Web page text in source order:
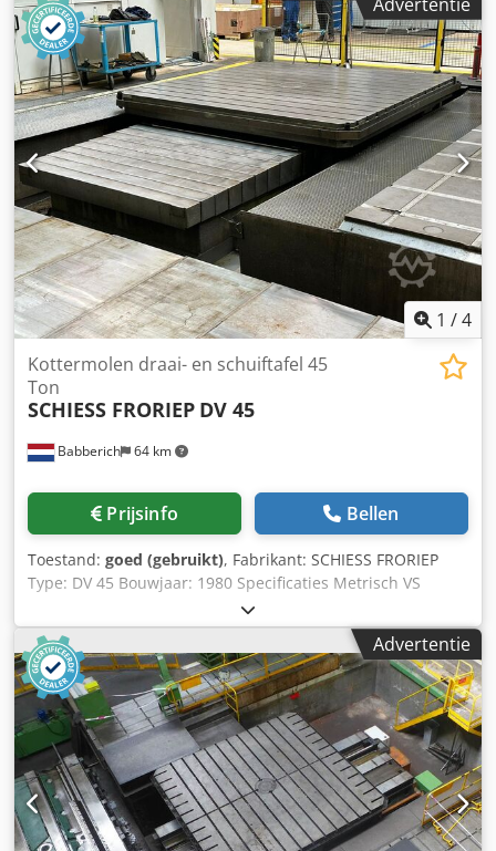
1 /4
Babberich 64 km
Kottermolen draai- en schuiftafel 45
Ton
SCHIESS FRORIEP DV 45
Prijsinfo Bellen
Toestand: goed (gebruikt), Fabrikant: SCHIESS FRORIEP
Type: DV 45 Bouwjaar: 1980 Specificaties Metrisch VS
standaard Lengte tafel 3000 mm Tafelbreedte 3000 mm
Tafelbelasting 40000 V-as voeding 1600 mm Rotatie B-as
360000 ° Rotatiesnelheid B-as Cedpfx Aieku Aalsisrf 100
graden/min Omw/min. Bewegingssnelheid V-as 4500
mm/min. Afmetingen (schatting) Lengte 5320 mm Breedte
3000 mm Hoogte 1080 mm Gewicht 24000 kg Let op: De
informatie op deze pagina is te goeder trouw van ons
verkregen, en waar mogelijk van de fabrikant.De
informatie wordt te goeder trouw gegeven, maar de
nauwkeurigheid kan niet worden gegarandeerd. Wij raden
u aan alle belangrijke details te controleren.
Advertentie